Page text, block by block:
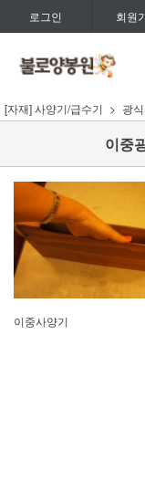
로그인 회원
[자재] 사양기/급수기 광
이중
이중사양기